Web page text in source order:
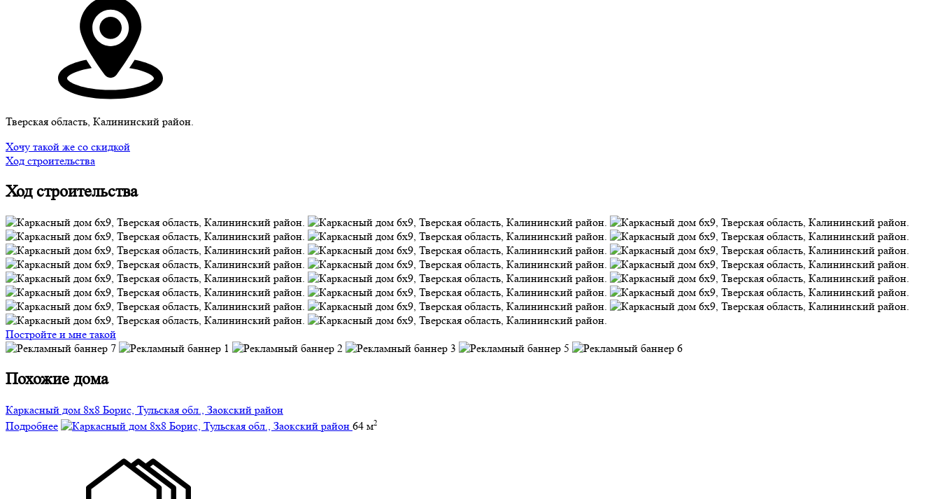
Тверская область, Калининский район.
Хочу такой же со скидкой
Ход строительства
Ход строительства
Постройте и мне такой
Похожие дома
Каркасный дом 8х8 Борис, Тульская обл., Заокский район
Подробнее
64 м2